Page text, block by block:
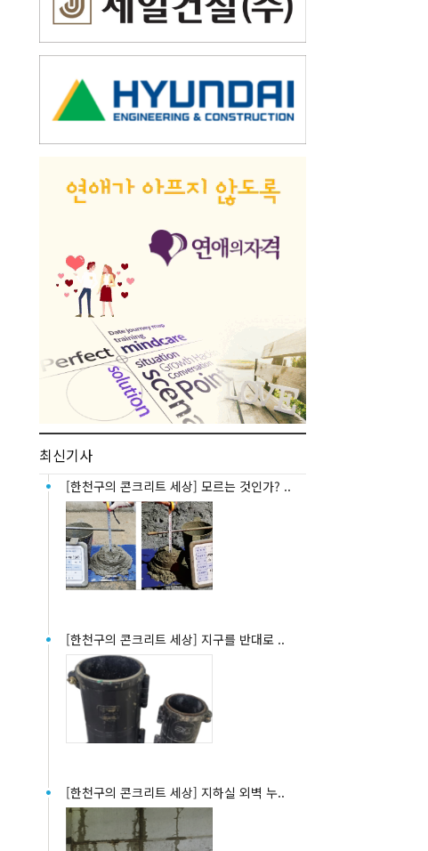
최신기사
[한천구의 콘크리트 세상] 모르는 것인가? ..
[한천구의 콘크리트 세상] 지구를 반대로 ..
[한천구의 콘크리트 세상] 지하실 외벽 누..